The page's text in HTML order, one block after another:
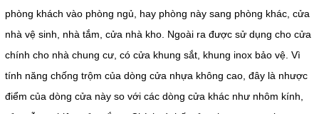
phòng khách vào phòng ngủ, hay phòng này sang phòng khác, cửa
nhà vệ sinh, nhà tắm, cửa nhà kho. Ngoài ra được sử dụng cho cửa
chính cho nhà chung cư, có cửa khung sắt, khung inox bảo vệ. Vì
tính năng chống trộm của dòng cửa nhựa không cao, đây là nhược
điểm của dòng cửa này so với các dòng cửa khác như nhôm kính,